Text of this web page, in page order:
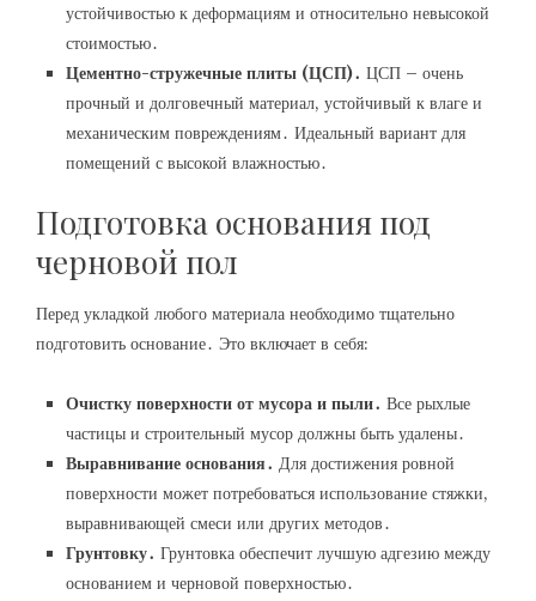
устойчивостью к деформациям и относительно невысокой
стоимостью․
Цементно-стружечные плиты (ЦСП)․ ЦСП – очень
прочный и долговечный материал, устойчивый к влаге и
механическим повреждениям․ Идеальный вариант для
помещений с высокой влажностью․
Подготовка основания под
черновой пол
Перед укладкой любого материала необходимо тщательно
подготовить основание․ Это включает в себя:
Очистку поверхности от мусора и пыли․ Все рыхлые
частицы и строительный мусор должны быть удалены․
Выравнивание основания․ Для достижения ровной
поверхности может потребоваться использование стяжки,
выравнивающей смеси или других методов․
Грунтовку․ Грунтовка обеспечит лучшую адгезию между
основанием и черновой поверхностью․